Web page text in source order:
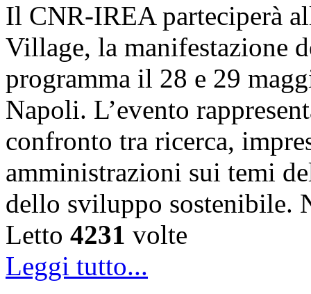
Il CNR-IREA parteciperà
Village, la manifestazione
programma il 28 e 29
Napoli. L’evento
confronto tra ricerca,
amministrazioni sui temi
dello sviluppo sostenibile.
Letto 4231 volte
Leggi tutto...